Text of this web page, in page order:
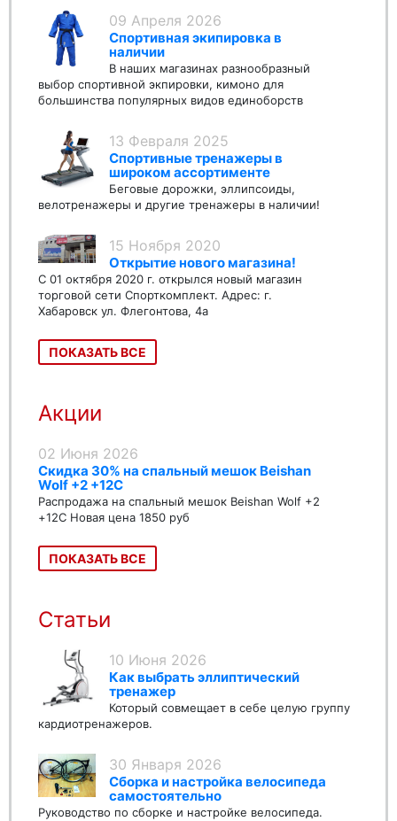
09 Апреля 2026
Спортивная экипировка в
наличии
В наших магазинах разнообразный
выбор спортивной экпировки, кимоно для
большинства популярных видов единоборств
13 Февраля 2025
Спортивные тренажеры в
широком ассортименте
Беговые дорожки, эллипсоиды,
велотренажеры и другие тренажеры в наличии!
15 Ноября 2020
Открытие нового магазина!
С 01 октября 2020 г. открылся новый магазин
торговой сети Спорткомплект. Адрес: г.
Хабаровск ул. Флегонтова, 4а
ПОКАЗАТЬ ВСЕ
Акции
02 Июня 2026
Скидка 30% на спальный мешок Beishan
Wolf +2 +12C
Распродажа на спальный мешок Beishan Wolf +2
+12C Новая цена 1850 руб
ПОКАЗАТЬ ВСЕ
Статьи
10 Июня 2026
Как выбрать эллиптический
тренажер
Который совмещает в себе целую группу
кардиотренажеров.
30 Января 2026
Сборка и настройка велосипеда
самостоятельно
Руководство по сборке и настройке велосипеда.